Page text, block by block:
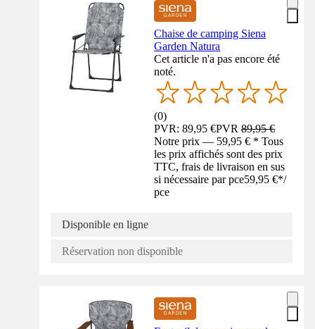
Chaise de camping Siena
Garden Natura
Cet article n'a pas encore été
noté.
(0)
PVR: 89,95 €PVR89,95 €
Notre prix — 59,95 € * Tous
les prix affichés sont des prix
TTC, frais de livraison en sus
si nécessaire par pce59,95 €*/
pce
Disponible en ligne
Réservation non disponible